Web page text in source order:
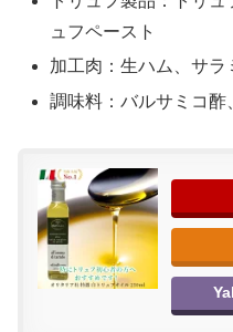
ュフペースト
加工肉：生ハム、サラ
調味料：バルサミコ